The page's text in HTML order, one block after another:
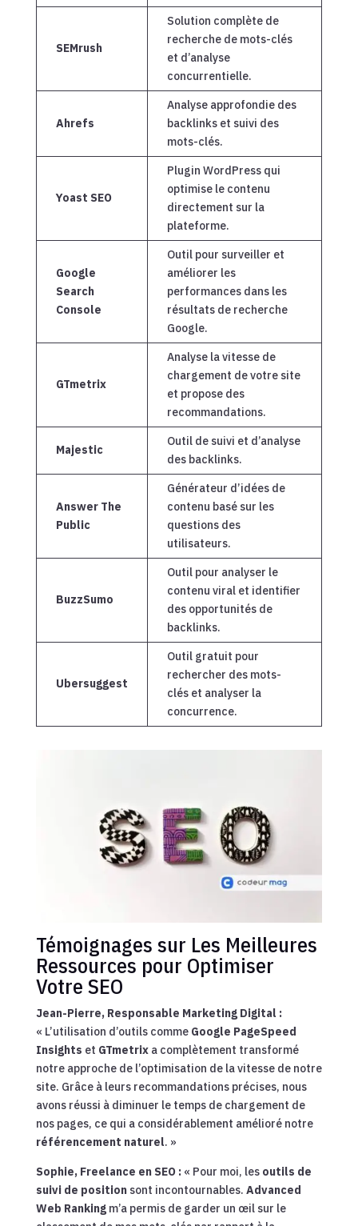
SEMrush
Solution complète de
recherche de mots-clés
et d’analyse
concurrentielle.
Ahrefs
Analyse approfondie des
backlinks et suivi des
mots-clés.
Yoast SEO
Plugin WordPress qui
optimise le contenu
directement sur la
plateforme.
Google
Search
Console
Outil pour surveiller et
améliorer les
performances dans les
résultats de recherche
Google.
GTmetrix
Analyse la vitesse de
chargement de votre site
et propose des
recommandations.
Majestic
Outil de suivi et d’analyse
des backlinks.
Answer The
Public
Générateur d’idées de
contenu basé sur les
questions des
utilisateurs.
BuzzSumo
Outil pour analyser le
contenu viral et identifier
des opportunités de
backlinks.
Ubersuggest
Outil gratuit pour
rechercher des mots-
clés et analyser la
concurrence.
Témoignages sur Les Meilleures
Ressources pour Optimiser
Votre SEO
Jean-Pierre, Responsable Marketing Digital :
« L’utilisation d’outils comme Google PageSpeed
Insights et GTmetrixa complètement transformé
notre approche de l’optimisation de la vitesse de notre
site. Grâce à leurs recommandations précises, nous
avons réussi à diminuer le temps de chargement de
nos pages, ce qui a considérablement amélioré notre
référencement naturel. »
Sophie, Freelance en SEO :« Pour moi, les outils de
suivi de positionsont incontournables. Advanced
Web Rankingm’a permis de garder un œil sur le